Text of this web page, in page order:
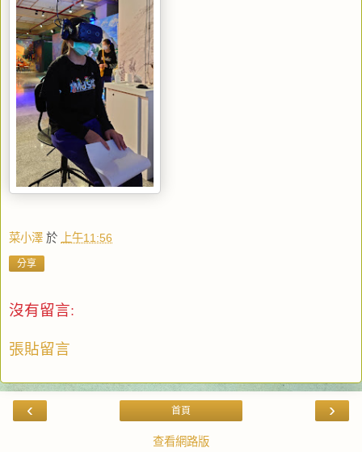
菜小澤 於 上午11:56
分享
沒有留言:
張貼留言
‹ ›
首頁
查看網路版